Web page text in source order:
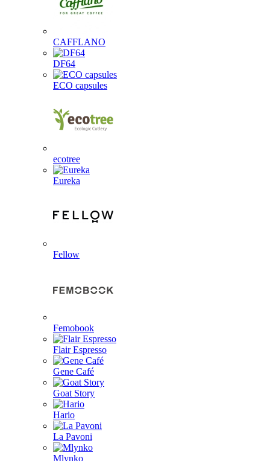
CAFFLANO
DF64
ECO capsules
ecotree
Eureka
Fellow
Femobook
Flair Espresso
Gene Café
Goat Story
Hario
La Pavoni
Mlynko